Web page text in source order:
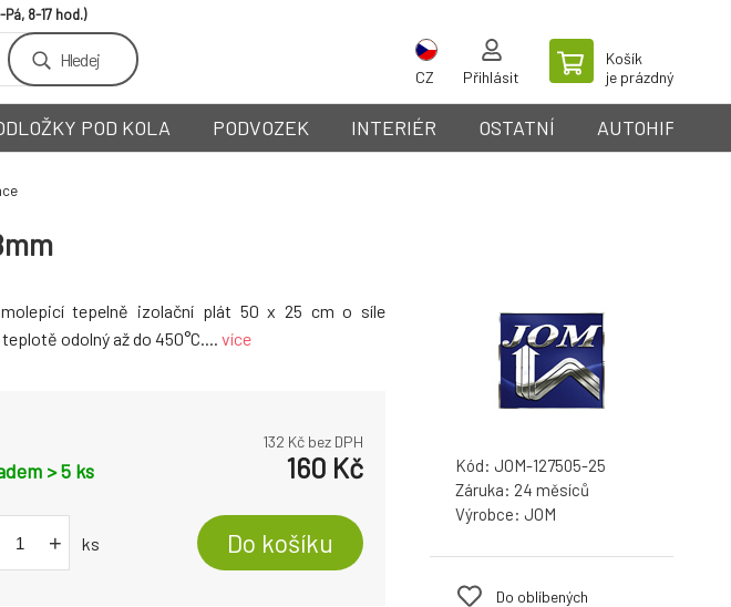
Hledej
CZ Přihlásit
Košík
je prázdný
POD KOLA PODVOZEK INTERIÉR OSTATNÍ AUTOHIFI
tepelně izolační plát 50 x 25 cm o síle
odolný až do 450°C.... více
132 Kč bez DPH
> 5 ks 160 Kč
+ ks Do košíku
Kód: JOM-127505-25
Záruka: 24
Výrobce: JOM
Do oblíbených